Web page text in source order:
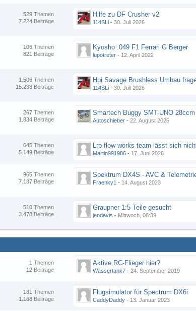
Themen
529
Beiträge
7.224
Hilfe zu DF Crusher v2
114SLi - 30. Juli 2026
Themen
106
Beiträge
821
Kyosho .049 F1 Ferrari G Berger
lupotreter - 12. April 2022
Themen
1.506
Beiträge
15.233
Hpi Savage Brushless Umbau
114SLi - 30. Juli 2026
Themen
267
Beiträge
1.834 Autoschieber - 22. August 2025
Themen
645
Beiträge
5.149 Martin991986 - 17. Juni 2026
Themen
965
Beiträge
7.187
Spektrum DX4S - AVC &
Fraenky1 - 14. August 2023
Themen
510
Beiträge
3.478
Graupner 1:5 Teile gesucht
jendavis - Mittwoch, 08:39
Themen
1
Beiträge
12
Aktive RC-Flieger hier?
Wassertank7 - 24. September 2019
Themen
181
Beiträge
1.168
Flugsimulator für Spectrum DX6i
CaddyDaddy - 13. Januar 2023